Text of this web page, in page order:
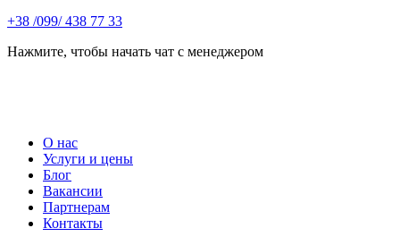
+38 /099/ 438 77 33
Нажмите, чтобы начать чат с менеджером
О нас
Услуги и цены
Блог
Вакансии
Партнерам
Контакты